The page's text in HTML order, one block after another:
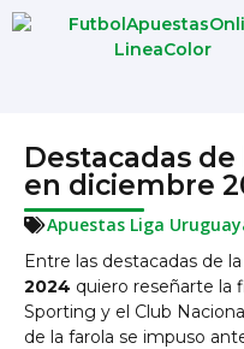
Destacadas
en diciembre
Apuestas Liga
Entre las destacadas de la
2024 quiero reseñarte la
Sporting y el Club
de la farola se impuso